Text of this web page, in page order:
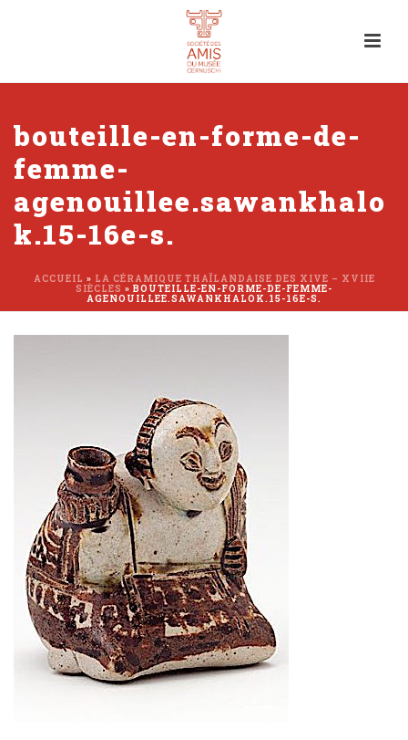
bouteille-en-forme-de-
femme-
agenouillee.sawankhalo
k.15-16e-s.
ACCUEIL » LA CÉRAMIQUE THAÏLANDAISE DES XIVE – XVIIE
SIÈCLES » BOUTEILLE-EN-FORME-DE-FEMME-
AGENOUILLEE.SAWANKHALOK.15-16E-S.